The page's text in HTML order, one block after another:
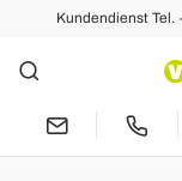
Kundendienst Tel.